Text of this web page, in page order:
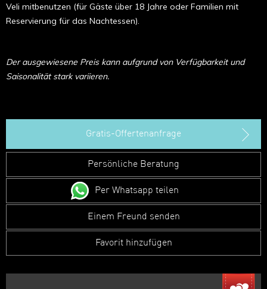
Veli mitbenutzen (für Gäste über 18 Jahre oder Familien mit
Reservierung für das Nachtessen).
Der ausgewiesene Preis kann aufgrund von Verfügbarkeit und
Saisonalität stark variieren.
Gratis-Offertenanfrage
Persönliche Beratung
Per Whatsapp teilen
Einem Freund senden
Favorit hinzufügen